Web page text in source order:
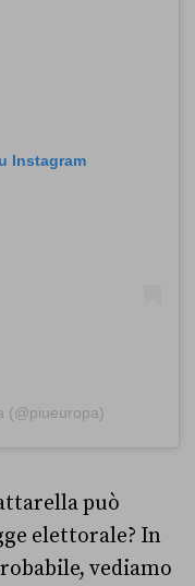
Instagram
(@piueuropa)
può
elettorale? In
vediamo